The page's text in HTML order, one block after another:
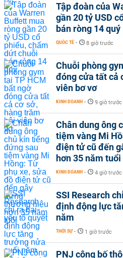
Tập đoàn của
gần 20 tỷ USD
bán ròng 14 quý
QUỐC TẾ - 8 giờ trước
Chuỗi phòng
đóng cửa tất cả
viên bơ vơ
KINH DOANH - 9 giờ trước
Chân dung ông
tiệm vàng Mi
điện tử cũ đến
hơn 35 năm tuổi
KINH DOANH - 4 giờ trước
SSI Research
định động lực
năm
THỜI SỰ - 1 giờ trước
PNJ công bố